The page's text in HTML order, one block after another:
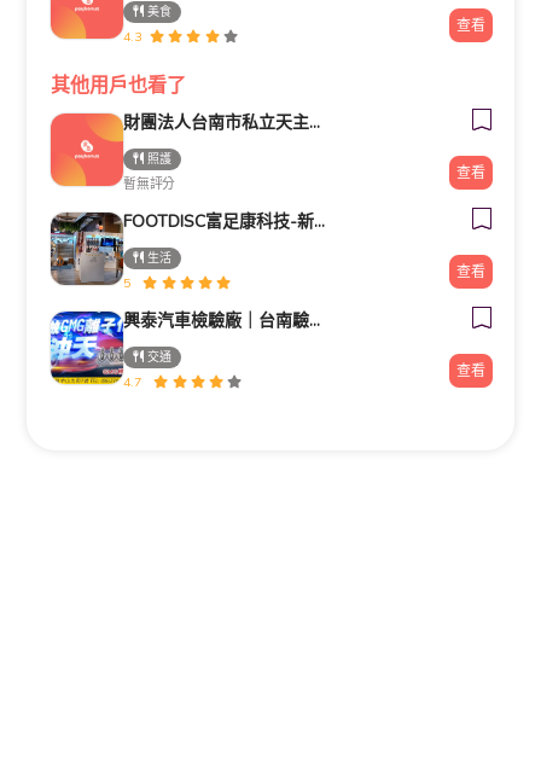
美食
4.3
查看
其他用戶也看了
財團法人台南市私立天主教瑞復益智中心
照護
暫無評分
查看
FOOTDISC富足康科技-新光三越-西門店
生活
5
查看
興泰汽車檢驗廠｜台南驗車｜修車｜汽車保養《路馳揚歸仁店》
交通
4.7
查看